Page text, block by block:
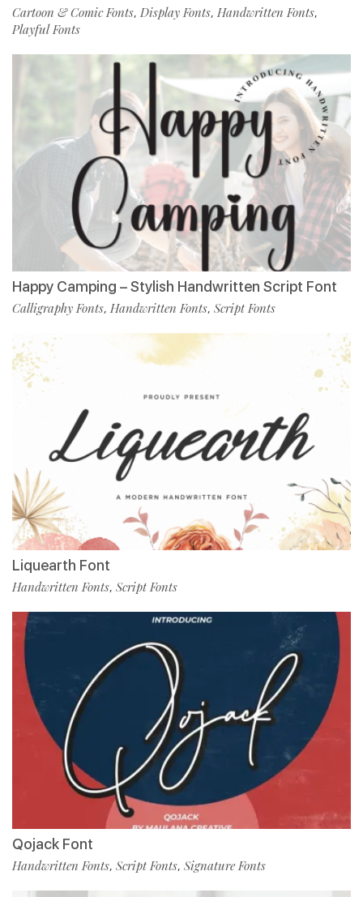
Cartoon & Comic Fonts, Display Fonts, Handwritten Fonts,
Playful Fonts
Happy Camping – Stylish Handwritten Script Font
Calligraphy Fonts, Handwritten Fonts, Script Fonts
Liquearth Font
Handwritten Fonts, Script Fonts
Qojack Font
Handwritten Fonts, Script Fonts, Signature Fonts